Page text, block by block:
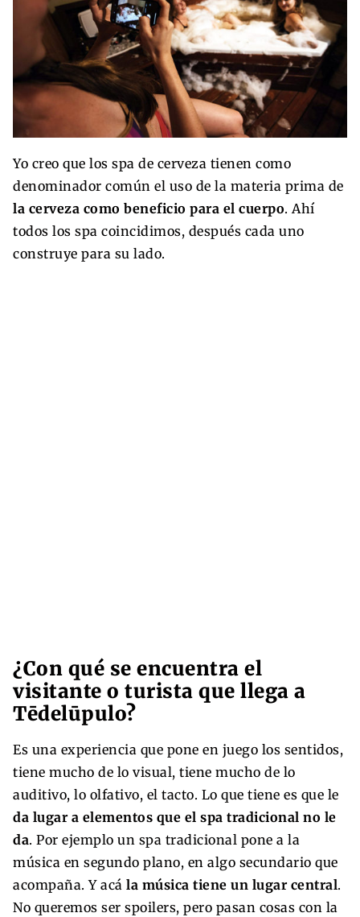
Yo creo que los spa de cerveza tienen como
denominador común el uso de la materia prima de
la cerveza como beneficio para el cuerpo. Ahí
todos los spa coincidimos, después cada uno
construye para su lado.
¿Con qué se encuentra el
visitante o turista que llega a
Tēdelūpulo?
Es una experiencia que pone en juego los sentidos,
tiene mucho de lo visual, tiene mucho de lo
auditivo, lo olfativo, el tacto. Lo que tiene es que le
da lugar a elementos que el spa tradicional no le
da. Por ejemplo un spa tradicional pone a la
música en segundo plano, en algo secundario que
acompaña. Y acá la música tiene un lugar central.
No queremos ser spoilers, pero pasan cosas con la